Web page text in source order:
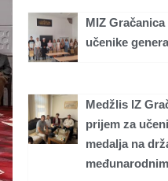
MIZ
učenike
Medžlis IZ
prijem za
medalja na